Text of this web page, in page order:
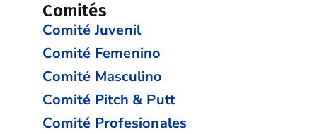
Comités
Comité Juvenil
Comité Femenino
Comité Masculino
Comité Pitch & Putt
Comité Profesionales